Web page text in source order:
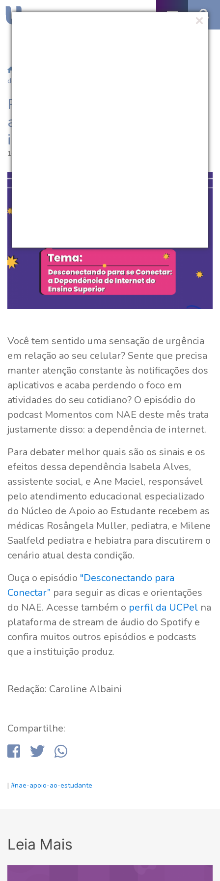
de internet
Podcast do NAE deste mês
aborda a dependência de
internet
10.11.2023 | 09:45
Você tem sentido uma sensação de urgência
em relação ao seu celular? Sente que precisa
manter atenção constante às notificações dos
aplicativos e acaba perdendo o foco em
atividades do seu cotidiano? O episódio do
podcast Momentos com NAE deste mês trata
justamente disso: a dependência de internet.
Para debater melhor quais são os sinais e os
efeitos dessa dependência Isabela Alves,
assistente social, e Ane Maciel, responsável
pelo atendimento educacional especializado
do Núcleo de Apoio ao Estudante recebem as
médicas Rosângela Muller, pediatra, e Milene
Saalfeld pediatra e hebiatra para discutirem o
cenário atual desta condição.
Ouça o episódio "Desconectando para
Conectar” para seguir as dicas e orientações
do NAE. Acesse também o perfil da UCPel na
plataforma de stream de áudio do Spotify e
confira muitos outros episódios e podcasts
que a instituição produz.
Redação: Caroline Albaini
Compartilhe:
| #nae-apoio-ao-estudante
Leia Mais